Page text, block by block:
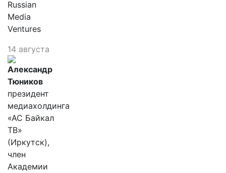
Russian
Media
Ventures
14 августа
Александр
Тюников
президент
медиахолдинга
«АС Байкал
ТВ»
(Иркутск),
член
Академии